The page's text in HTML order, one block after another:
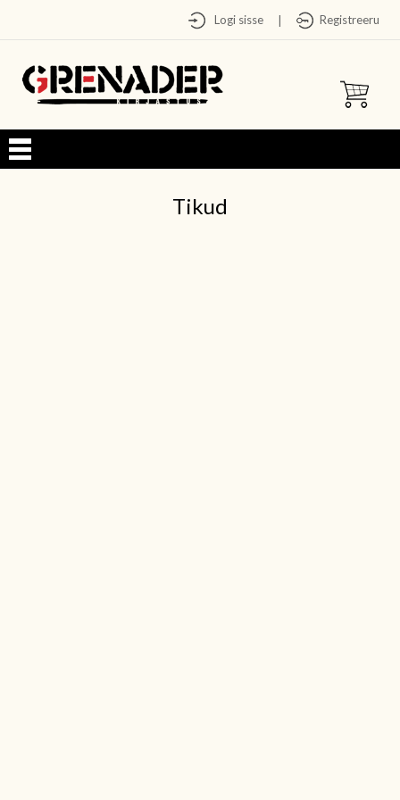
Logi sisse Registreeru
Tikud